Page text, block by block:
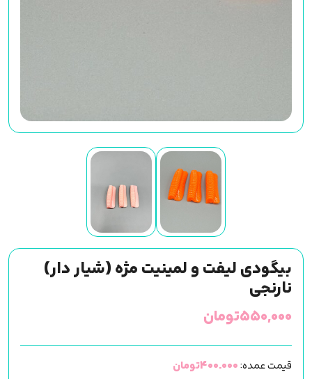
بیگودی لیفت و لمینیت مژه (شیار دار)
نارنجی
۵۵۰,۰۰۰تومان
قیمت عمده:400.000تومان